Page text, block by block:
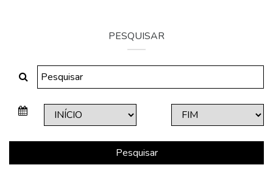
PESQUISAR
Pesquisar